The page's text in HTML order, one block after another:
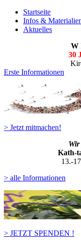
Startseite
Infos &
Aktuelles
W
30
Erste Informationen
> Jetzt mitmachen!
Kath-
13.-
> alle Informationen
> JETZT SPENDEN !